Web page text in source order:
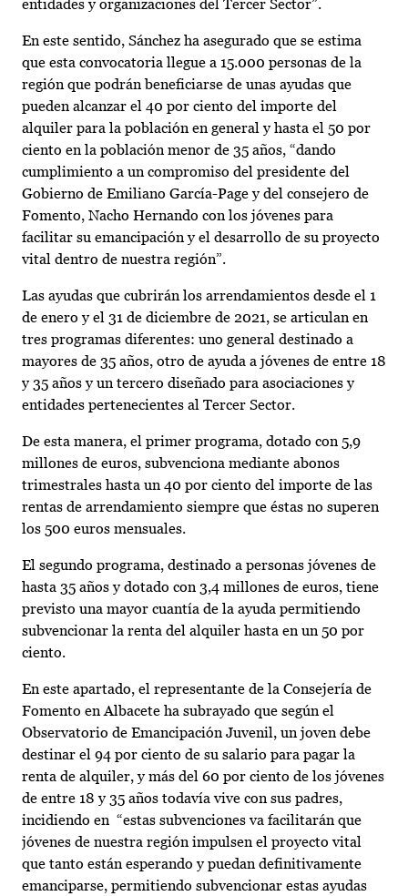
entidades y organizaciones del Tercer Sector”.
En este sentido, Sánchez ha asegurado que se estima
que esta convocatoria llegue a 15.000 personas de la
región que podrán beneficiarse de unas ayudas que
pueden alcanzar el 40 por ciento del importe del
alquiler para la población en general y hasta el 50 por
ciento en la población menor de 35 años, “dando
cumplimiento a un compromiso del presidente del
Gobierno de Emiliano García-Page y del consejero de
Fomento, Nacho Hernando con los jóvenes para
facilitar su emancipación y el desarrollo de su proyecto
vital dentro de nuestra región”.
Las ayudas que cubrirán los arrendamientos desde el 1
de enero y el 31 de diciembre de 2021, se articulan en
tres programas diferentes: uno general destinado a
mayores de 35 años, otro de ayuda a jóvenes de entre 18
y 35 años y un tercero diseñado para asociaciones y
entidades pertenecientes al Tercer Sector.
De esta manera, el primer programa, dotado con 5,9
millones de euros, subvenciona mediante abonos
trimestrales hasta un 40 por ciento del importe de las
rentas de arrendamiento siempre que éstas no superen
los 500 euros mensuales.
El segundo programa, destinado a personas jóvenes de
hasta 35 años y dotado con 3,4 millones de euros, tiene
previsto una mayor cuantía de la ayuda permitiendo
subvencionar la renta del alquiler hasta en un 50 por
ciento.
En este apartado, el representante de la Consejería de
Fomento en Albacete ha subrayado que según el
Observatorio de Emancipación Juvenil, un joven debe
destinar el 94 por ciento de su salario para pagar la
renta de alquiler, y más del 60 por ciento de los jóvenes
de entre 18 y 35 años todavía vive con sus padres,
incidiendo en “estas subvenciones va facilitarán que
jóvenes de nuestra región impulsen el proyecto vital
que tanto están esperando y puedan definitivamente
emanciparse, permitiendo subvencionar estas ayudas